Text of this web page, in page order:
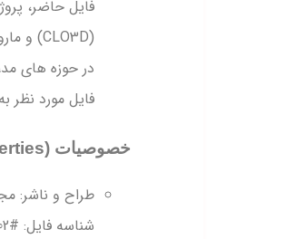
فایل حاضر،
در حوزه های
فایل مورد نظر
خصوصیات (properties):
طراح و ناشر:
شناسه فایل: #Lz102